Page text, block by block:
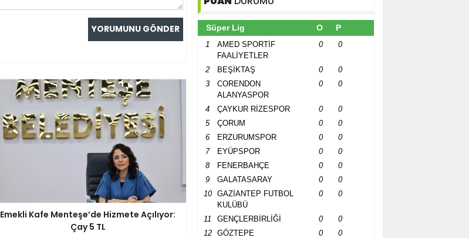
Emekli Kafe Menteşe’de Hizmete Açılıyor:
Çay 5 TL
Süper Lig O P
1
AMED SPORTİF
FAALİYETLER
0 0
2 BEŞİKTAŞ 0
0
3
CORENDON
ALANYASPOR
0 0
4 ÇAYKUR RİZESPOR 0
0
5
ÇORUM 0
0
6
ERZURUMSPOR 0
0
7
EYÜPSPOR 0
0
8
FENERBAHÇE 0
0
9
GALATASARAY 0
0
10
GAZİANTEP FUTBOL
KULÜBÜ
0 0
11 GENÇLERBİRLİĞİ 0
0
12
GÖZTEPE 0
0